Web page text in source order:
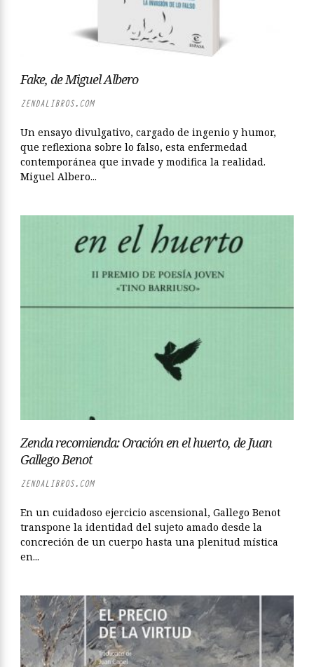
Fake, de Miguel Albero
ZENDALIBROS.COM
Un ensayo divulgativo, cargado de ingenio y humor,
que reflexiona sobre lo falso, esta enfermedad
contemporánea que invade y modifica la realidad.
Miguel Albero...
Zenda recomienda: Oración en el huerto, de Juan
Gallego Benot
ZENDALIBROS.COM
En un cuidadoso ejercicio ascensional, Gallego Benot
transpone la identidad del sujeto amado desde la
concreción de un cuerpo hasta una plenitud mística
en...